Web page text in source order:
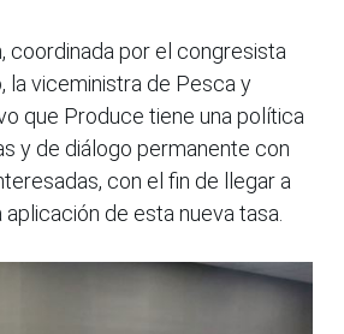
coordinada por el congresista
la viceministra de Pesca y
que Produce tiene una política
y de diálogo permanente con
con el fin de llegar a
de esta nueva tasa.